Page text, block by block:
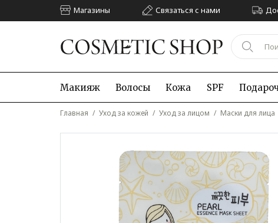
Магазины Связаться с нами
Макияж Волосы Кожа SPF
Главная / Уход за кожей / Уход за лицом / Маски для лица